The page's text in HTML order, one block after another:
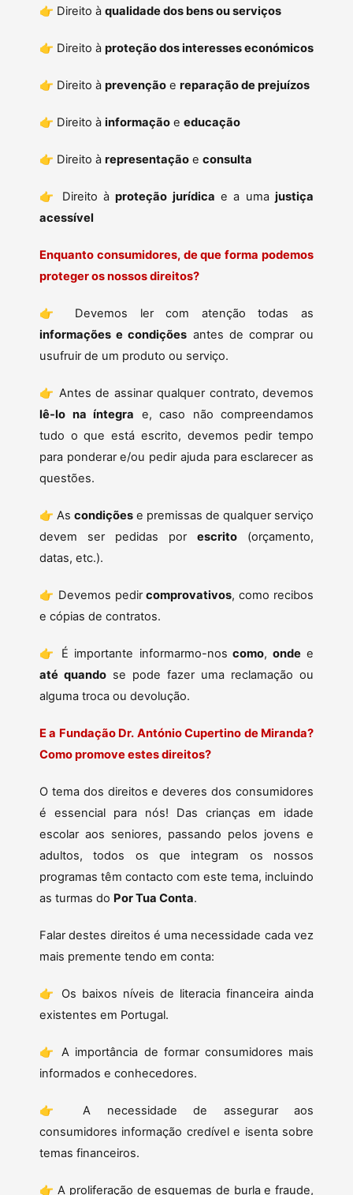
👉 Direito à qualidade dos bens ou serviços
👉 Direito à proteção dos interesses económicos
👉 Direito à prevenção e reparação de prejuízos
👉 Direito à informação e educação
👉 Direito à representação e consulta
👉 Direito àproteção jurídica e a umajustiça
acessível
Enquanto consumidores, de que forma podemos
proteger os nossos direitos?
👉 Devemos ler com atenção todas as
informações e condições antes de comprar ou
usufruir de um produto ou serviço.
👉 Antes de assinar qualquer contrato, devemos
lê-lo na íntegra e, caso não compreendamos
tudo o que está escrito, devemos pedir tempo
para ponderar e/ou pedir ajuda para esclarecer as
questões.
👉 As condições e premissas de qualquer serviço
devem ser pedidas por escrito (orçamento,
datas, etc.).
👉 Devemos pedircomprovativos, como recibos
e cópias de contratos.
👉 É importante informarmo-nos como, ondee
até quando se pode fazer uma reclamação ou
alguma troca ou devolução.
E a Fundação Dr. António Cupertino de Miranda?
Como promove estes direitos?
O tema dos direitos e deveres dos consumidores
é essencial para nós! Das crianças em idade
escolar aos seniores, passando pelos jovens e
adultos, todos os que integram os nossos
programas têm contacto com este tema, incluindo
as turmas do Por Tua Conta.
Falar destes direitos é uma necessidade cada vez
mais premente tendo em conta:
👉 Os baixos níveis de literacia financeira ainda
existentes em Portugal.
👉 A importância de formar consumidores mais
informados e conhecedores.
👉 A necessidade de assegurar aos
consumidores informação credível e isenta sobre
temas financeiros.
👉 A proliferação de esquemas de burla e fraude,